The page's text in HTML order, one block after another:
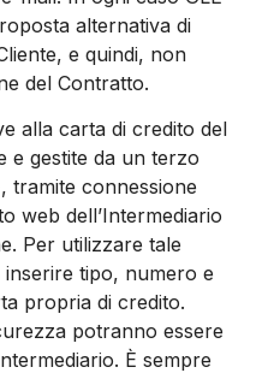
alternativa di
e quindi, non
del Contratto.
alla carta di credito del
e gestite da un terzo
tramite connessione
web dell’Intermediario
Per utilizzare tale
tipo, numero e
propria di credito.
potranno essere
È sempre